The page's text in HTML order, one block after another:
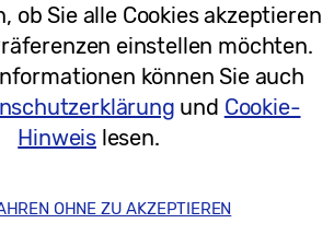
der 130-Zoll Micro RGB TV
sich Samsungs
AI als zentrale Fähigkeit,
die bestmöglichen
ob Sie alle Cookies akzeptieren
einstellen möchten.
können Sie auch
und Cookie-
Hinweis lesen.
OHNE ZU AKZEPTIEREN